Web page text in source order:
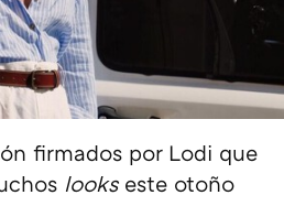
firmados por Lodi que
lookseste otoño